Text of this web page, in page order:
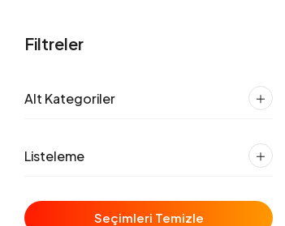
Filtreler
Alt Kategoriler
Listeleme
Seçimleri Temizle